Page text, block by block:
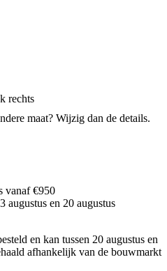
rechts
maat? Wijzig dan de details.
vanaf €950
augustus en 20 augustus
en kan tussen 20 augustus en
afhankelijk van de bouwmarkt